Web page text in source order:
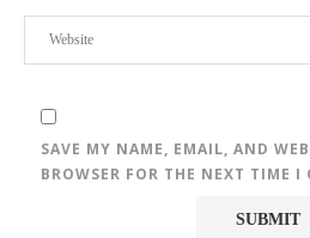
SAVE MY NAME, EMAIL, AND
BROWSER FOR THE NEXT TIME I